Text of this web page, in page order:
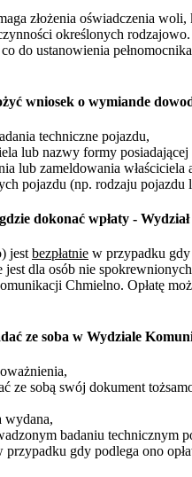
złożenia oświadczenia
określonych
do ustanowienia
wniosek o wymiande
techniczne pojazdu,
lub nazwy formy
lub zameldowania
pojazdu (np. rodzaju pojazdu
dokonać wpłaty -
jestbezpłatnie w przypadku gdy
dla osób nie
Chmielno. Opłatę
ze soba w Wydziale
ze sobą swój dokument
wydana,
badaniu technicznym
przypadku gdy podlega ono